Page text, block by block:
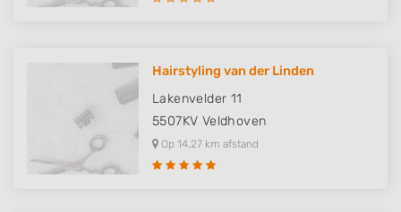
Hairstyling van der Linden
Lakenvelder 11
5507KV Veldhoven
Op 14,27 km afstand